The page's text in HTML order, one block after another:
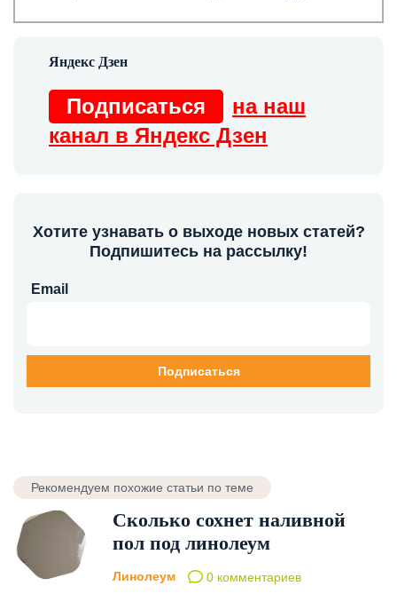
Подписаться
на наш
канал в Яндекс Дзен
Хотите узнавать о выходе новых статей?
Подпишитесь на рассылку!
Email
Рекомендуем похожие статьи по теме
Сколько сохнет наливной
пол под линолеум
Линолеум 0 комментариев